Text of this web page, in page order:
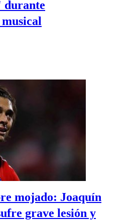
durante
mojado: Joaquín
grave lesión y